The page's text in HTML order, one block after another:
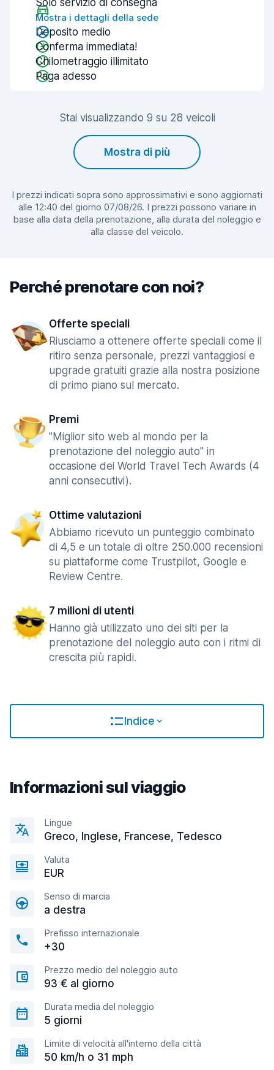
Solo servizio di consegna
Mostra i dettagli della sede
Deposito medio
Conferma immediata!
Chilometraggio illimitato
Paga adesso
Stai visualizzando 9 su 28 veicoli
Mostra di più
I prezzi indicati sopra sono approssimativi e sono aggiornati
alle 12:40 del giorno 07/08/26. I prezzi possono variare in
base alla data della prenotazione, alla durata del noleggio e
alla classe del veicolo.
Perché prenotare con noi?
Offerte speciali
Riusciamo a ottenere offerte speciali come il
ritiro senza personale, prezzi vantaggiosi e
upgrade gratuiti grazie alla nostra posizione
di primo piano sul mercato.
Premi
"Miglior sito web al mondo per la
prenotazione del noleggio auto" in
occasione dei World Travel Tech Awards (4
anni consecutivi).
Ottime valutazioni
Abbiamo ricevuto un punteggio combinato
di 4,5 e un totale di oltre 250.000 recensioni
su piattaforme come Trustpilot, Google e
Review Centre.
7 milioni di utenti
Hanno già utilizzato uno dei siti per la
prenotazione del noleggio auto con i ritmi di
crescita più rapidi.
Indice
Informazioni sul viaggio
Lingue
Greco, Inglese, Francese, Tedesco
Valuta
EUR
Senso di marcia
a destra
Prefisso internazionale
+30
Prezzo medio del noleggio auto
93 € al giorno
Durata media del noleggio
5 giorni
Limite di velocità all'interno della città
50 km/h o 31 mph